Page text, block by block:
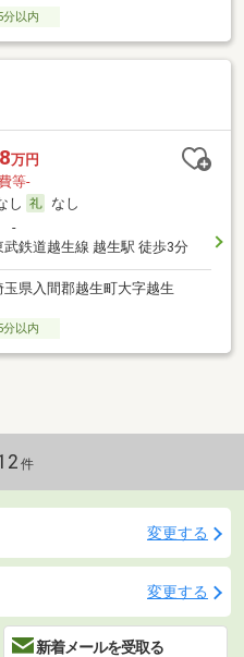
分以内
万円
等-
し
なし
武鉄道越生線 越生駅 徒歩3分
玉県入間郡越生町大字越生
分以内
件
変更する
変更する
新着メールを受取る